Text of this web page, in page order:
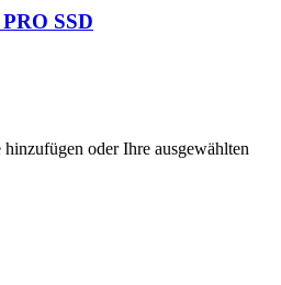
SSD
oder Ihre ausgewählten